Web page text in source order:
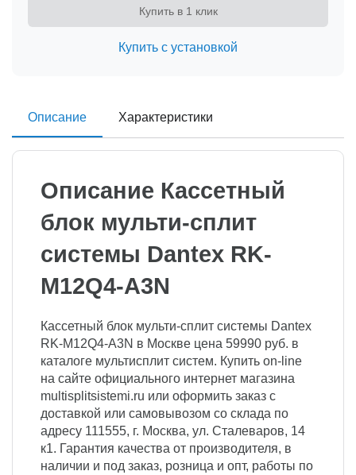
Купить в 1 клик
Купить с установкой
Описание Характеристики
Описание Кассетный
блок мульти-сплит
системы Dantex RK-
M12Q4-A3N
Кассетный блок мульти-сплит системы Dantex
RK-M12Q4-A3N в Москве цена 59990 руб. в
каталоге мультисплит систем. Купить on-line
на сайте официального интернет магазина
multisplitsistemi.ru или оформить заказ с
доставкой или самовывозом со склада по
адресу 111555, г. Москва, ул. Сталеваров, 14
к1. Гарантия качества от производителя, в
наличии и под заказ, розница и опт, работы по